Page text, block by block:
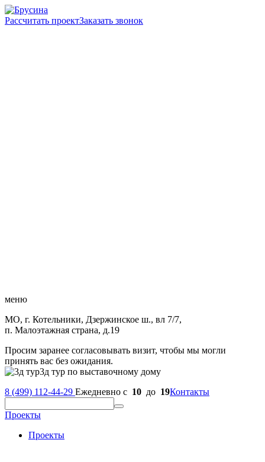
Рассчитать проектЗаказать звонок
меню
МО, г. Котельники, Дзержинское ш., вл 7/7,
п. Малоэтажная страна, д.19
Просим заранее согласовывать визит, чтобы мы могли
принять вас без ожидания.
3д тур по выставочному дому
8 (499) 112-44-29 Ежедневно с 10 до 19Контакты
Проекты
Проекты